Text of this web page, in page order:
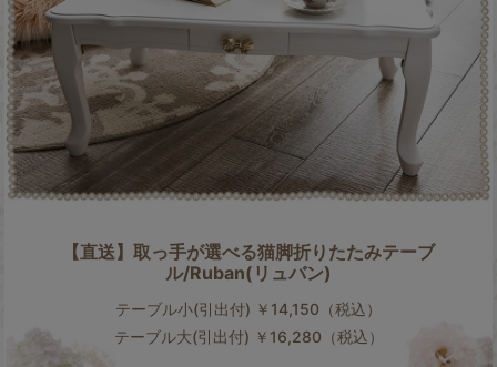
【直送】取っ手が選べる猫脚折りたたみテーブ
ル/Ruban(リュバン)
テーブル小(引出付) ￥14,150（税込）
テーブル大(引出付) ￥16,280（税込）